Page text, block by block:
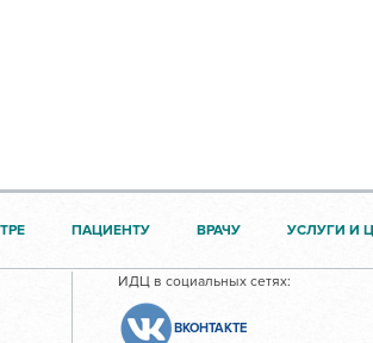
ПАЦИЕНТУ ВРАЧУ УСЛУГИ И
ИДЦ в социальных сетях:
ВКОНТАКТЕ